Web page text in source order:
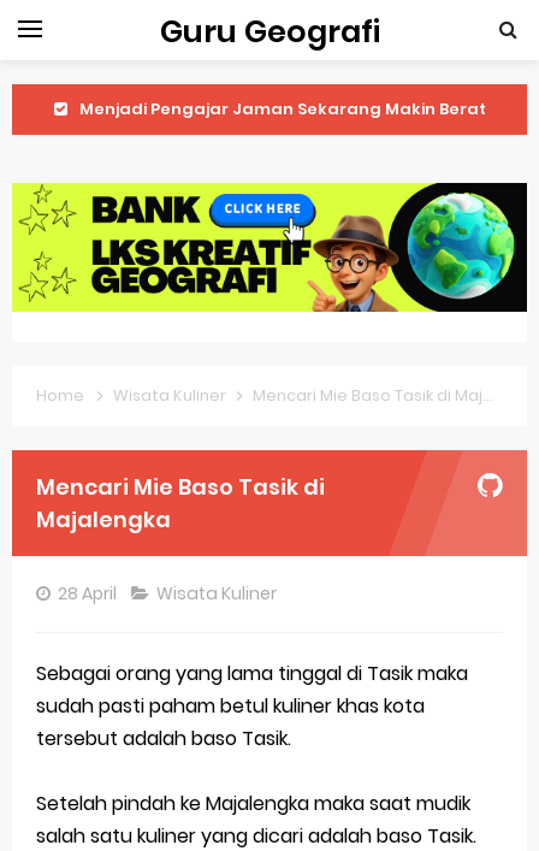
Guru Geografi
Latihan Prediksi Soal OSK Geografi 2026 Part Geografi Ekonomi
Latihan Prediksi Soal OSK Geografi 2026 Part Geografi Budaya
Latihan Prediksi Soal OSK Geografi 2026 Part Dinamika Kota
Pembahasan Soal OSN-K Geografi 2025 No 51-55
Pembahasan Soal OSN-K Geografi 2025 No 41-45
Pembahasan Soal OSN-K Geografi 2025 No 31-35
Pembahasan Soal OSN-K Geografi 2025 No 26-30
Pembahasan Soal OSN-K Geografi 2025 No 16-20
Pembahasan Soal OSN-K Geografi 2025 No 11-15
Pembahasan Soal OSN-K Geografi 2025 No 1-5
Home Wisata Kuliner Mencari Mie Baso Tasik di Majalengka
Mencari Mie Baso Tasik di
Majalengka
28 April Wisata Kuliner
Sebagai orang yang lama tinggal di Tasik maka
sudah pasti paham betul kuliner khas kota
tersebut adalah baso Tasik.
Setelah pindah ke Majalengka maka saat mudik
salah satu kuliner yang dicari adalah baso Tasik.